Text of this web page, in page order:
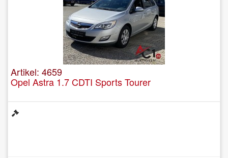
Artikel: 4659
Opel Astra 1.7 CDTI Sports Tourer